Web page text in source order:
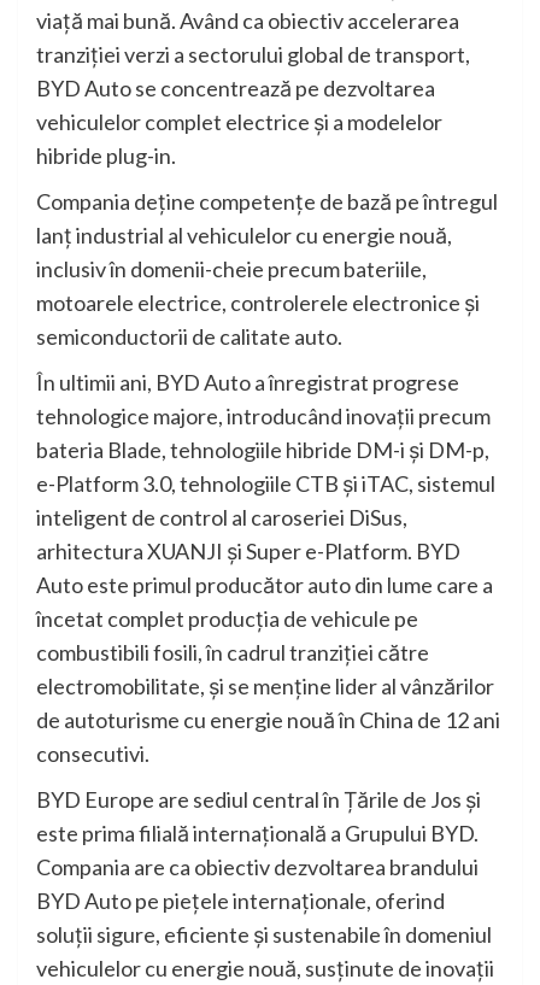
viață mai bună. Având ca obiectiv accelerarea
tranziției verzi a sectorului global de transport,
BYD Auto se concentrează pe dezvoltarea
vehiculelor complet electrice și a modelelor
hibride plug-in.
Compania deține competențe de bază pe întregul
lanț industrial al vehiculelor cu energie nouă,
inclusiv în domenii-cheie precum bateriile,
motoarele electrice, controlerele electronice și
semiconductorii de calitate auto.
În ultimii ani, BYD Auto a înregistrat progrese
tehnologice majore, introducând inovații precum
bateria Blade, tehnologiile hibride DM-i și DM-p,
e-Platform 3.0, tehnologiile CTB și iTAC, sistemul
inteligent de control al caroseriei DiSus,
arhitectura XUANJI și Super e-Platform. BYD
Auto este primul producător auto din lume care a
încetat complet producția de vehicule pe
combustibili fosili, în cadrul tranziției către
electromobilitate, și se menține lider al vânzărilor
de autoturisme cu energie nouă în China de 12 ani
consecutivi.
BYD Europe are sediul central în Țările de Jos și
este prima filială internațională a Grupului BYD.
Compania are ca obiectiv dezvoltarea brandului
BYD Auto pe piețele internaționale, oferind
soluții sigure, eficiente și sustenabile în domeniul
vehiculelor cu energie nouă, susținute de inovații